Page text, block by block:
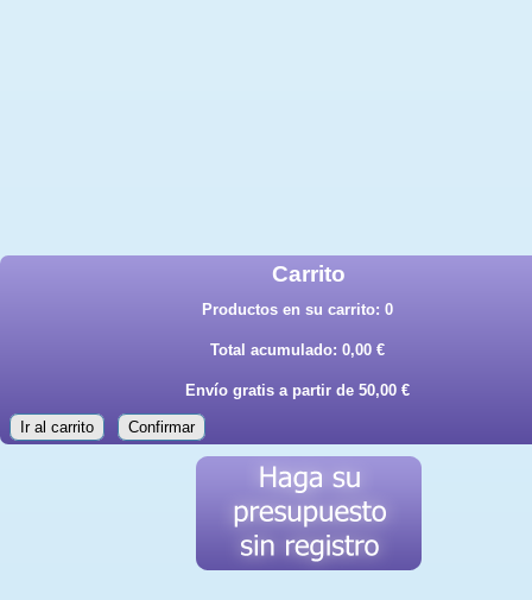
Carrito
Productos en su carrito: 0
Total acumulado: 0,00 €
Envío gratis a partir de 50,00 €
Ir al carrito Confirmar